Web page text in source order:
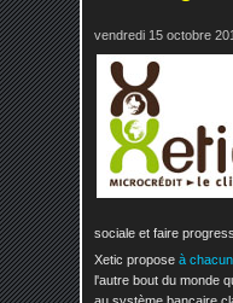
vendredi 15 octobre
sociale et faire
Xetic propose à chacun
l'autre bout du monde